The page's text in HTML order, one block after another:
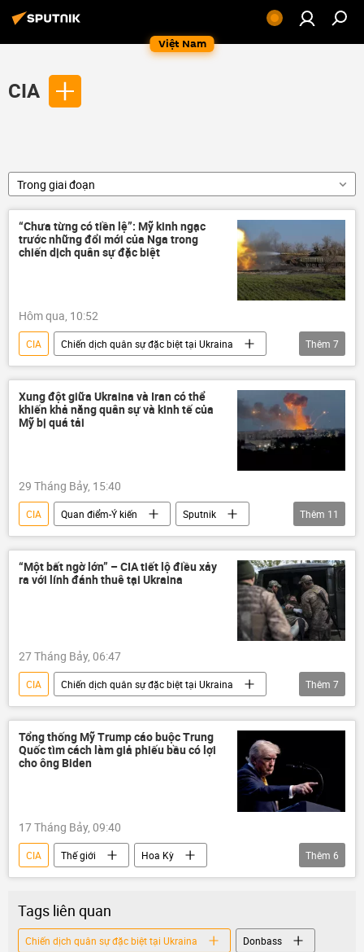
Việt Nam
CIA
Trong giai đoạn
“Chưa từng có tiền lệ”: Mỹ kinh ngạc
trước những đổi mới của Nga trong
chiến dịch quân sự đặc biệt
Hôm qua, 10:52
CIA
Chiến dịch quân sự đặc biệt tại Ukraina
Bộ Quốc phòng Nga
Ukraina
Nga
Quân sự
Hoa Kỳ
Donbass
Thế giới
Thêm 7
Xung đột giữa Ukraina và Iran có thể
khiến khả năng quân sự và kinh tế của
Mỹ bị quá tải
29 Tháng Bảy, 15:40
CIA Quan điểm-Ý kiến
Sputnik
chuyên gia
Ukraina
Vladimir Zelensky
Hoa Kỳ
Iran
Thế giới
Biển Caspi
Thêm 11
“Một bất ngờ lớn” – CIA tiết lộ điều xảy
ra với lính đánh thuê tại Ukraina
27 Tháng Bảy, 06:47
CIA
Chiến dịch quân sự đặc biệt tại Ukraina
Thế giới
Ukraina
Nga
Quân sự
Bộ Quốc phòng Nga
Colombia
Brazil
Thêm 7
Tổng thống Mỹ Trump cáo buộc Trung
Quốc tìm cách làm giả phiếu bầu có lợi
cho ông Biden
17 Tháng Bảy, 09:40
CIA Thế giới
Hoa Kỳ
Donald Trump
Trung Quốc
Joe Biden
bầu cử Tổng thống Hoa Kỳ
Thêm 6
Tags liên quan
Chiến dịch quân sự đặc biệt tại Ukraina Donbass